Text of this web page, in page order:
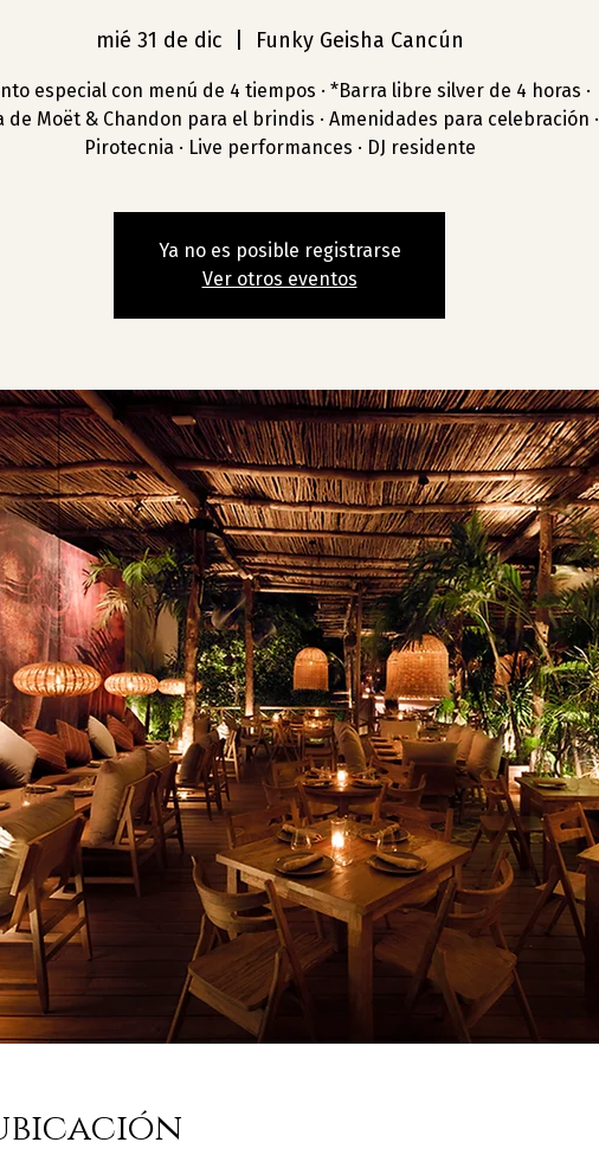
mié 31 de dic Funky Geisha Cancún
especial con menú de 4 tiempos · *Barra libre silver de 4 horas ·
de Moët & Chandon para el brindis · Amenidades para celebración ·
Pirotecnia · Live performances · DJ residente
Ya no es posible registrarse
Ver otros eventos